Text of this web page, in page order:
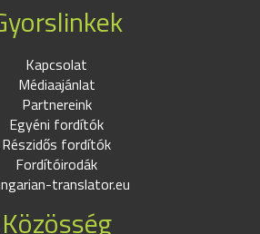
Kapcsolat
Médiaajánlat
Partnereink
Egyéni fordítók
Részidős fordítók
Fordítóirodák
translator.eu
Közösség